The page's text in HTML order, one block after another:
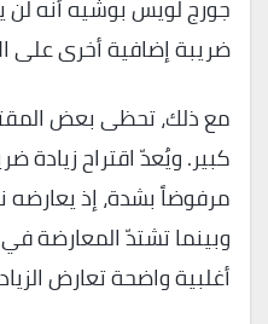
جورج لويس بوشيه أنه
ضريبة إضافية أخرى على
مع ذلك، تحظى بعض
كبير. ويُعدّ اقتراح زيادة
أغلبية واضحة تعارض الزيادة